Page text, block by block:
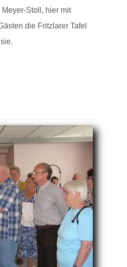
Stoll, hier mit
die Fritzlarer Tafel